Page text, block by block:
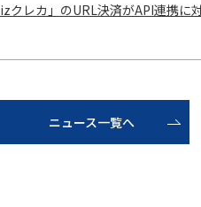
レカ」のURL決済がAPI連携に
ニュース一覧へ